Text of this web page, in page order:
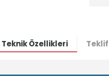
Teknik Özellikleri